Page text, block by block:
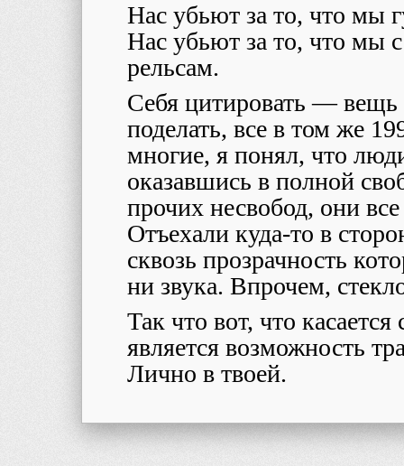
Нас убьют за то, что мы
Нас убьют за то, что мы
рельсам.
Себя цитировать — вещь
поделать, все в том же
многие, я понял, что
оказавшись в полной
прочих несвобод, они
Отъехали куда-то в
сквозь прозрачность
ни звука. Впрочем,
Так что вот, что
является возможность
Лично в твоей.